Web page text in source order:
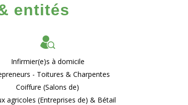
entités
Infirmier(e)s à domicile
- Toitures & Charpentes
Coiffure (Salons de)
agricoles (Entreprises de) & Bétail